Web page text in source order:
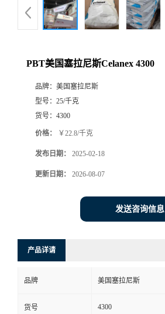
PBT美国塞拉尼斯Celanex 4300
品牌： 美国塞拉尼斯
型号： 25/千克
货号： 4300
价格： ￥22.8/千克
发布日期： 2025-02-18
更新日期： 2026-08-07
发送咨询信息
产品详请
品牌 美国塞拉尼斯
货号 4300